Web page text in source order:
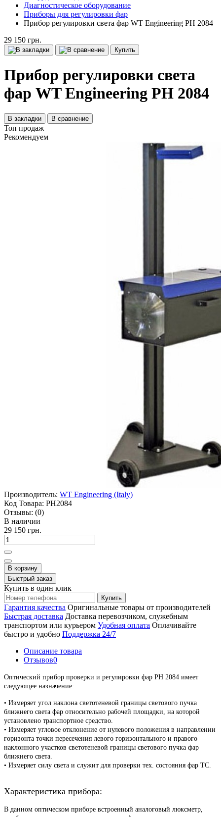
Диагностическое оборудование
Приборы для регулировки фар
Прибор регулировки света фар WT Engineering PH 2084
29 150 грн.
Купить
Прибор регулировки света
фар WT Engineering PH 2084
В закладки В сравнение
Топ продаж
Рекомендуем
Производитель: WT Engineering (Italy)
Код Товара: PH2084
Отзывы: (0)
В наличии
29 150 грн.
В корзину
Быстрый заказ
Купить в один клик
Купить
Гарантия качества Оригинальные товары от производителей
Быстрая доставка Доставка перевозчиком, служебным
транспортом или курьером Удобная оплата Оплачивайте
быстро и удобно Поддержка 24/7
Описание товара
Отзывов0
Оптический прибор проверки и регулировки фар PH 2084 имеет
следующее назначение:
• Измеряет угол наклона светотеневой границы светового пучка
ближнего света фар относительно рабочей площадки, на которой
установлено транспортное средство.
• Измеряет угловое отклонение от нулевого положения в направлении
горизонта точки пересечения левого горизонтального и правого
наклонного участков светотеневой границы светового пучка фар
ближнего света.
• Измеряет силу света и служит для проверки тех. состояния фар ТС.
Характеристика прибора:
В данном оптическом приборе встроенный аналоговый люксметр,